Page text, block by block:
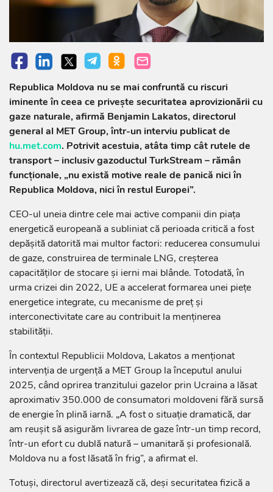
Republica Moldova nu se mai confruntă cu riscuri
iminente în ceea ce privește securitatea aprovizionării cu
gaze naturale, afirmă Benjamin Lakatos, directorul
general al MET Group, într-un interviu publicat de
hu.met.com. Potrivit acestuia, atâta timp cât rutele de
transport – inclusiv gazoductul TurkStream – rămân
funcționale, „nu există motive reale de panică nici în
Republica Moldova, nici în restul Europei”.
CEO-ul uneia dintre cele mai active companii din piața
energetică europeană a subliniat că perioada critică a fost
depășită datorită mai multor factori: reducerea consumului
de gaze, construirea de terminale LNG, creșterea
capacităților de stocare și ierni mai blânde. Totodată, în
urma crizei din 2022, UE a accelerat formarea unei piețe
energetice integrate, cu mecanisme de preț și
interconectivitate care au contribuit la menținerea
stabilității.
În contextul Republicii Moldova, Lakatos a menționat
intervenția de urgență a MET Group la începutul anului
2025, când oprirea tranzitului gazelor prin Ucraina a lăsat
aproximativ 350.000 de consumatori moldoveni fără sursă
de energie în plină iarnă. „A fost o situație dramatică, dar
am reușit să asigurăm livrarea de gaze într-un timp record,
într-un efort cu dublă natură – umanitară și profesională.
Moldova nu a fost lăsată în frig”, a afirmat el.
Totuși, directorul avertizează că, deși securitatea fizică a